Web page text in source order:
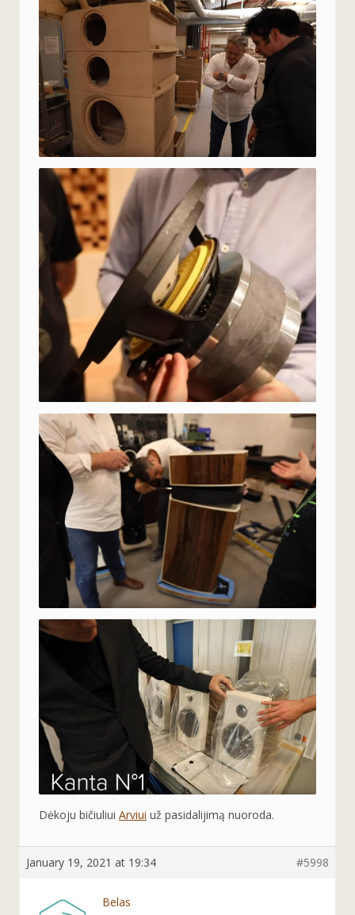
Dėkoju bičiuliui Arviui už pasidalijimą nuoroda.
January 19, 2021 at 19:34 #5998
Belas